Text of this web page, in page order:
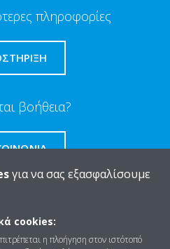
πληροφορίες
βοήθεια?
για να σας εξασφαλίσουμε
cookies:
η πλοήγηση στον ιστότοπό